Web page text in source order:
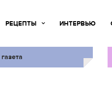
РЕЦЕПТЫ ИНТЕРВЬЮ